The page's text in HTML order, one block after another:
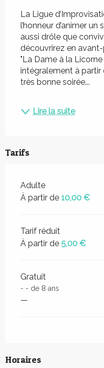
La Ligue
l’honneur d’animer
aussi drôle que
découvrirez en
"La Dame à la
intégralement à partir
très bonne soirée...
Lire la suite
Tarifs
Adulte
À partir de 10,00 €
Tarif réduit
À partir de 5,00 €
Gratuit
- - de 8 ans
—
Horaires